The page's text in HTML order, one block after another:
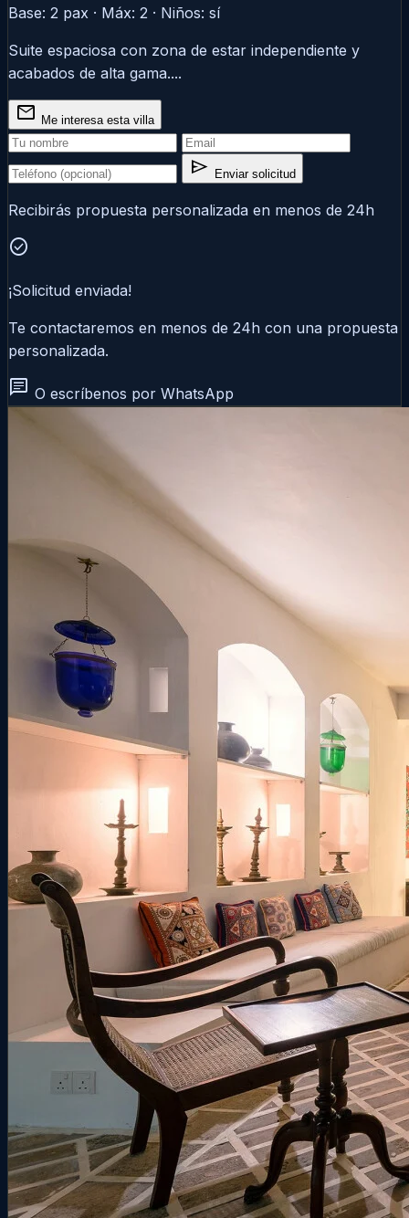
Base: 2 pax · Máx: 2 · Niños: sí
Suite espaciosa con zona de estar independiente y
acabados de alta gama....
mail Me interesa esta villa
send Enviar solicitud
Recibirás propuesta personalizada en menos de 24h
check_circle
¡Solicitud enviada!
Te contactaremos en menos de 24h con una propuesta
personalizada.
chat O escríbenos por WhatsApp